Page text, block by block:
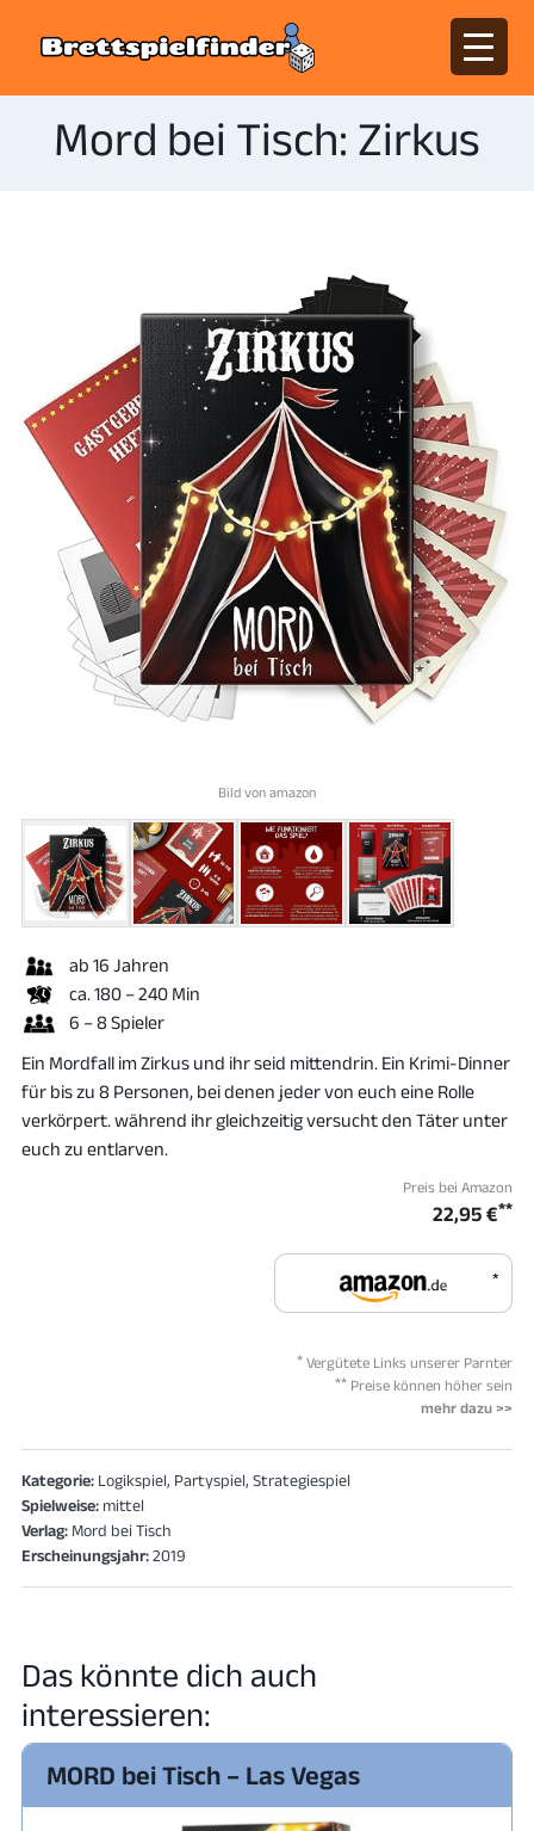
Mord bei Tisch: Zirkus
Bild von amazon
ab 16 Jahren
ca. 180 – 240 Min
6 – 8 Spieler
Ein Mordfall im Zirkus und ihr seid mittendrin. Ein Krimi-Dinner
für bis zu 8 Personen, bei denen jeder von euch eine Rolle
verkörpert. während ihr gleichzeitig versucht den Täter unter
euch zu entlarven.
Preis bei Amazon
22,95 €**
*
* Vergütete Links unserer Parnter
** Preise können höher sein
mehr dazu >>
Kategorie: Logikspiel, Partyspiel, Strategiespiel
Spielweise: mittel
Verlag: Mord bei Tisch
Erscheinungsjahr:2019
Das könnte dich auch
interessieren:
MORD bei Tisch – Las Vegas